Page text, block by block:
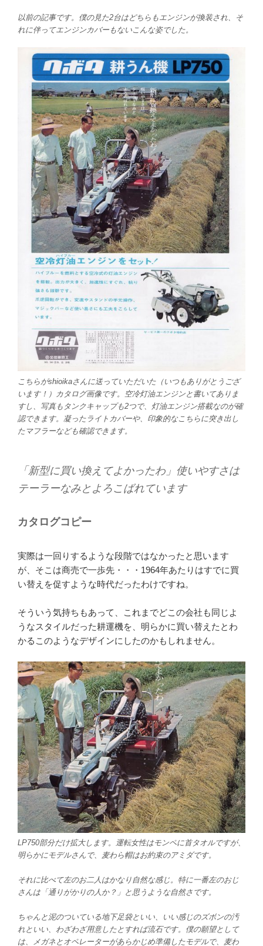
以前の記事です。僕の見た2台はどちらもエンジンが換装され、そ
れに伴ってエンジンカバーもないこんな姿でした。
こちらがshioikaさんに送っていただいた（いつもありがとうござ
います！）カタログ画像です。空冷灯油エンジンと書いてありま
すし、写真もタンクキャップも2つで、灯油エンジン搭載なのが確
認できます。凝ったライトカバーや、印象的なこちらに突き出し
たマフラーなども確認できます。
「新型に買い換えてよかったわ」使いやすさは
テーラーなみとよろこばれています
カタログコピー
実際は一回りするような段階ではなかったと思います
が、そこは商売で一歩先・・・1964年あたりはすでに買
い替えを促すような時代だったわけですね。
そういう気持ちもあって、これまでどこの会社も同じよ
うなスタイルだった耕運機を、明らかに買い替えたとわ
かるこのようなデザインにしたのかもしれません。
LP750部分だけ拡大します。運転女性はモンペに首タオルですが、
明らかにモデルさんで、麦わら帽はお約束のアミダです。
それに比べて左のお二人はかなり自然な感じ。特に一番左のおじ
さんは「通りがかりの人か？」と思うような自然さです。
ちゃんと泥のついている地下足袋といい、いい感じのズボンの汚
れといい、わざわざ用意したとすれば流石です。僕の願望として
は、メガネとオペレーターがあらかじめ準備したモデルで、麦わ